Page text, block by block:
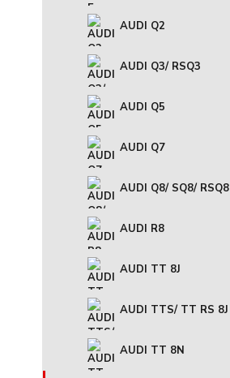
AUDI Q2
AUDI Q3/ RSQ3
AUDI Q5
AUDI Q7
AUDI Q8/ SQ8/ RSQ8
AUDI R8
AUDI TT 8J
AUDI TTS/ TT RS 8J
AUDI TT 8N